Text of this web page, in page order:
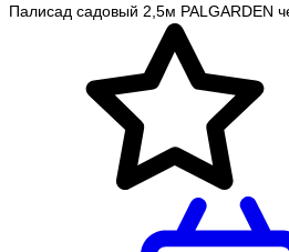
Палисад садовый 2,5м PALGARDEN